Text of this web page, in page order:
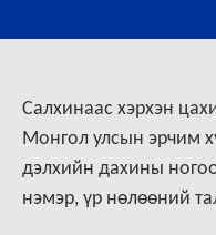
Салхинаас хэрхэн
Монгол улсын эрчим
дэлхийн дахины
нэмэр, үр нөлөөний